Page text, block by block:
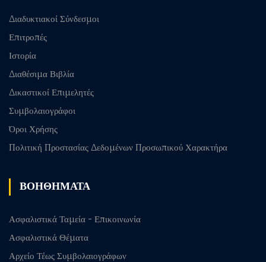
Διαδυκτιακοί Σύνδεσμοι
Επιτροπές
Ιστορία
Διαθέσιμα Βιβλία
Δικαστικοί Επιμελητές
Συμβολαιογράφοι
Όροι Χρήσης
Πολιτική Προστασίας Δεδομένων Προσωπικού Χαρακτήρα
ΒΟΗΘΗΜΑΤΑ
Ασφαλιστικά Ταμεία - Επικοινωνία
Ασφαλιστικά Θέματα
Αρχείο Τέως Συμβολαιογράφων